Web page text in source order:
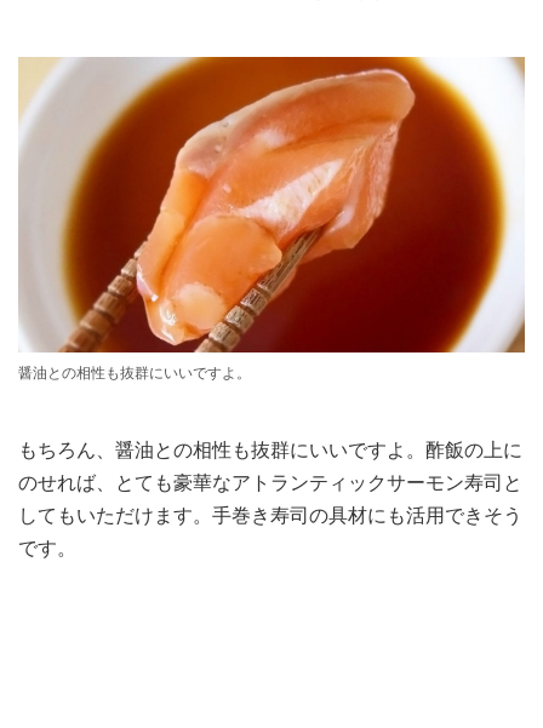
醤油との相性も抜群にいいですよ。
もちろん、醤油との相性も抜群にいいですよ。酢飯の上に
のせれば、とても豪華なアトランティックサーモン寿司と
してもいただけます。手巻き寿司の具材にも活用できそう
です。